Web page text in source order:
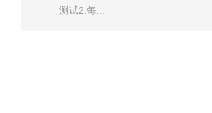
测试2.每...